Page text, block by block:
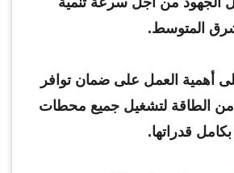
المتوسط.
أهمية العمل على ضمان توافر
من الطاقة لتشغيل جميع محطات
بكامل قدراتها.